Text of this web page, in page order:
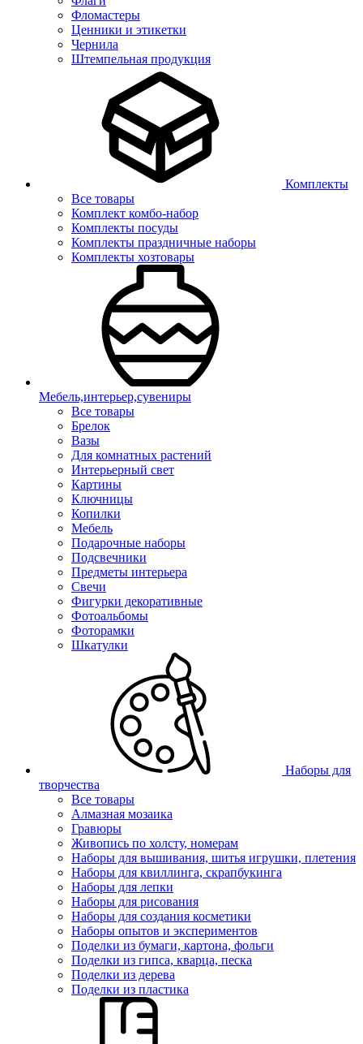
Фломастеры
Ценники и этикетки
Чернила
Штемпельная продукция
Комплекты
Все товары
Комплект комбо-набор
Комплекты посуды
Комплекты праздничные наборы
Комплекты хозтовары
Мебель,интерьер,сувениры
Все товары
Брелок
Вазы
Для комнатных растений
Интерьерный свет
Картины
Ключницы
Копилки
Мебель
Подарочные наборы
Подсвечники
Предметы интерьера
Свечи
Фигурки декоративные
Фотоальбомы
Фоторамки
Шкатулки
Наборы для
творчества
Все товары
Алмазная мозаика
Гравюры
Живопись по холсту, номерам
Наборы для вышивания, шитья игрушки, плетения
Наборы для квиллинга, скрапбукинга
Наборы для лепки
Наборы для рисования
Наборы для создания косметики
Наборы опытов и экспериментов
Поделки из бумаги, картона, фольги
Поделки из гипса, кварца, песка
Поделки из дерева
Поделки из пластика